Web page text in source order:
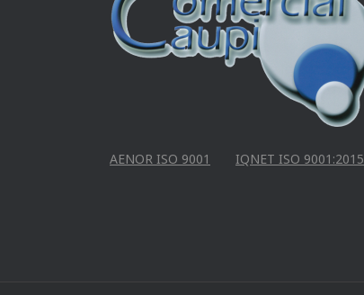
AENOR ISO 9001 IQNET ISO 9001:2015